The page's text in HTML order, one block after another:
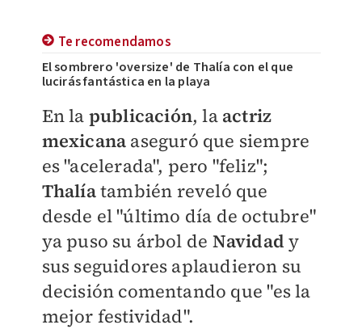
Te recomendamos
El sombrero 'oversize' de Thalía con el que
lucirás fantástica en la playa
En la publicación, la actriz
mexicana aseguró que siempre
es "acelerada", pero "feliz";
Thalíatambién reveló que
desde el "último día de octubre"
ya puso su árbol de Navidady
sus seguidores aplaudieron su
decisión comentando que "es la
mejor festividad".